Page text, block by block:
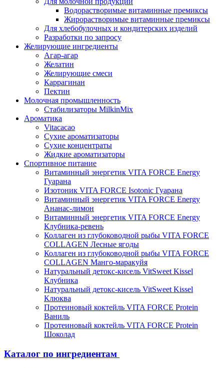
Водорастворимые витаминные премиксы
Жирорастворимые витаминные премиксы
Для хлебобулочных и кондитерских изделий
Разработки по запросу
Желирующие ингредиенты
Агар-агар
Желатин
Желирующие смеси
Каррагинан
Пектин
Молочная промышленность
Стабилизаторы MilkinMix
Ароматика
Vitacacao
Сухие ароматизаторы
Сухие концентраты
Жидкие ароматизаторы
Спортивное питание
Витаминный энергетик VITA FORCE Energy
Гуарана
Изотоник VITA FORCE Isotonic Гуарана
Витаминный энергетик VITA FORCE Energy
Ананас-лимон
Витаминный энергетик VITA FORCE Energy
Клубника-ревень
Коллаген из глубоководной рыбы VITA FORCE
COLLAGEN Лесные ягоды
Коллаген из глубоководной рыбы VITA FORCE
COLLAGEN Манго-маракуйя
Натуральный детокс-кисель VitSweet Kissel
Клубника
Натуральный детокс-кисель VitSweet Kissel
Клюква
Протеиновый коктейль VITA FORCE Protein
Ваниль
Протеиновый коктейль VITA FORCE Protein
Шоколад
Каталог по ингредиентам